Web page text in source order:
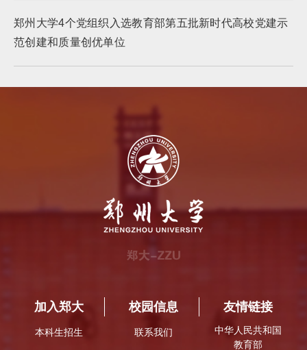
郑州大学4个党组织入选教育部第五批新时代高校党建示
范创建和质量创优单位
加入郑大
本科生招生
校园信息
联系我们
友情链接
中华人民共和国
教育部